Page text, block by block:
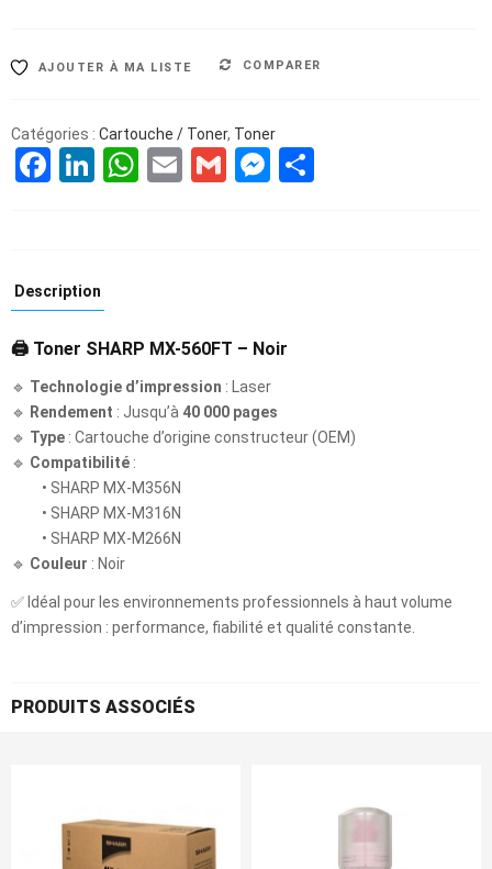
AJOUTER À MA LISTE COMPARER
Catégories : Cartouche / Toner, Toner
Facebook
LinkedIn
WhatsApp
EmailGmailMessenger
Description
🖨️ Toner SHARP MX-560FT – Noir
🔹 Technologie d’impression : Laser
🔹 Rendement : Jusqu’à 40 000 pages
🔹 Type : Cartouche d’origine constructeur (OEM)
🔹 Compatibilité :
• SHARP MX-M356N
• SHARP MX-M316N
• SHARP MX-M266N
🔹 Couleur : Noir
✅ Idéal pour les environnements professionnels à haut volume
d’impression : performance, fiabilité et qualité constante.
PRODUITS ASSOCIÉS